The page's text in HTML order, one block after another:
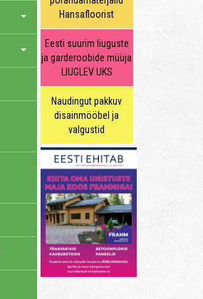
Hansafloorist
Eesti suurim liuguste
ja garderoobide müüja
LIUGLEV UKS
Naudingut pakkuv
disainmööbel ja
valgustid